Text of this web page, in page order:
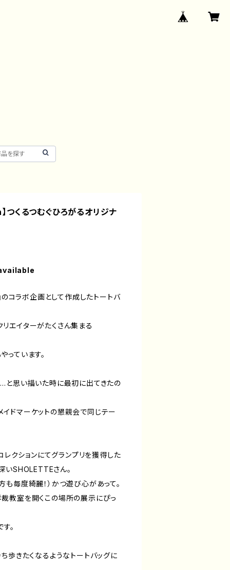
くるつむぐひろがるオリジナ
のコラボ企画として作成したトートバ
エイターがたくさん集まる
ています。
と思い描いた時に最初に出てきたの
ドマーケットの懇親会で同じテー
クションにてグランプリを獲得した
いSHOLETTEさん。
毎度綺麗！）かつ遊び心があって。
教室を開くこの場所の展示にぴっ
。
歩きたくなるようなトートバッグに